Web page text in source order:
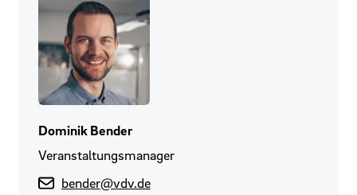
Dominik Bender
Veranstaltungsmanager
bender@vdv.de